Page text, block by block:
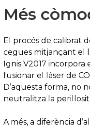
Més
El procés de calibrat
cegues mitjançant el
Ignis V2017
fusionar el làser de
D’aquesta forma, no
neutralitza la
A més, a diferència